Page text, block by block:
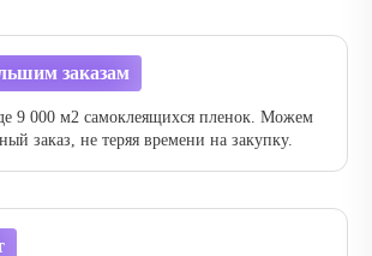
заказам
9 000 м2 самоклеящихся пленок. Можем
заказ, не теряя времени на закупку.